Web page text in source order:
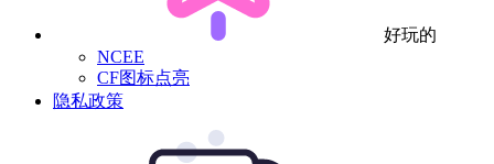
好玩的
NCEE
CF图标点亮
隐私政策